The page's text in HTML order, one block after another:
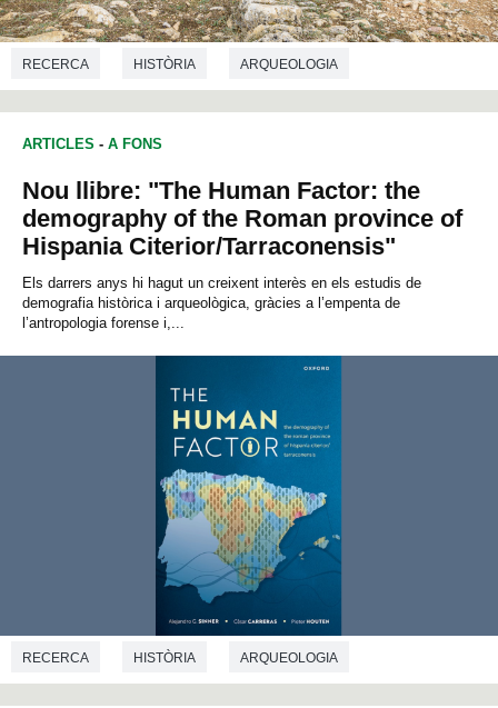
RECERCA HISTÒRIA ARQUEOLOGIA
ARTICLES - A FONS
Nou llibre: "The Human Factor: the
demography of the Roman province of
Hispania Citerior/Tarraconensis"
Els darrers anys hi hagut un creixent interès en els estudis de
demografia històrica i arqueològica, gràcies a l’empenta de
l’antropologia forense i,...
RECERCA HISTÒRIA ARQUEOLOGIA